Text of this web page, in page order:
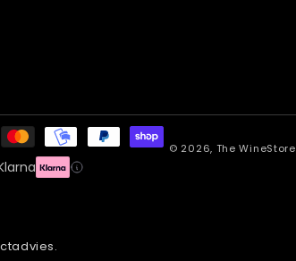
© 2026, The WineStore